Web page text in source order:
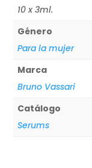
10 x 3ml.
Género
Para la mujer
Marca
Bruno Vassari
Catálogo
Serums